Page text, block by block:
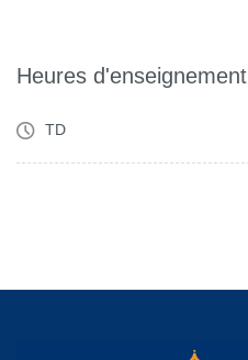
Heures d'enseignement
TD